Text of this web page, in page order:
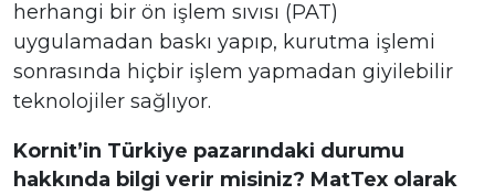
herhangi bir ön işlem sıvısı (PAT)
uygulamadan baskı yapıp, kurutma işlemi
sonrasında hiçbir işlem yapmadan giyilebilir
teknolojiler sağlıyor.
Kornit’in Türkiye pazarındaki durumu
hakkında bilgi verir misiniz? MatTex olarak